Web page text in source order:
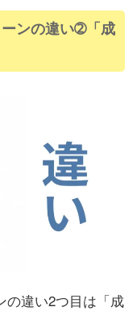
ンの違い➁「成
の違い2つ目は「成